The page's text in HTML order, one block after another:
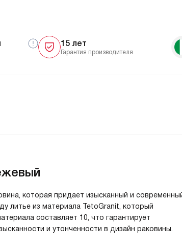
15 лет
Гарантия производителя
которая придает изысканный и
литье из материала TetoGranit, который
составляет 10, что гарантирует
и утонченности в дизайн раковины.